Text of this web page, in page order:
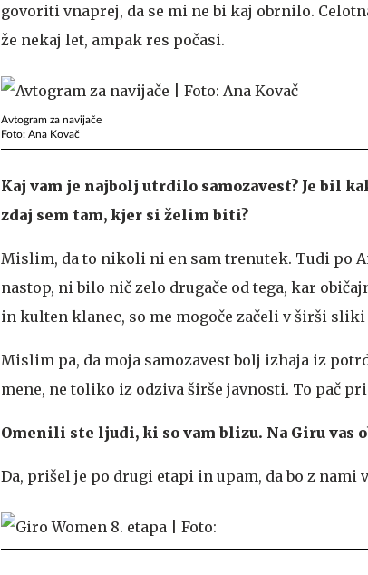
govoriti vnaprej, da se mi ne bi kaj obrnilo.
že nekaj let, ampak res počasi.
Avtogram za navijače
Foto: Ana Kovač
Kaj vam je najbolj utrdilo samozavest? Je bil
zdaj sem tam, kjer si želim biti?
Mislim, da to nikoli ni en sam trenutek. Tudi po
nastop, ni bilo nič zelo drugače od tega, kar
in kulten klanec, so me mogoče začeli v širši
Mislim pa, da moja samozavest bolj izhaja iz
mene, ne toliko iz odziva širše javnosti. To pač
Omenili ste ljudi, ki so vam blizu. Na Giru vas
Da, prišel je po drugi etapi in upam, da bo z nami